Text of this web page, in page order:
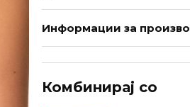
Информации за
Комбинирај со